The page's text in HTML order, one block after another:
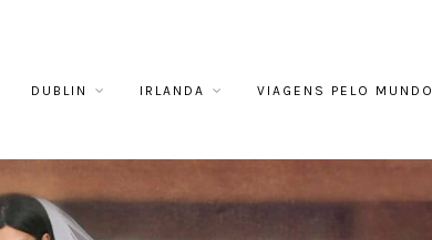
DUBLIN IRLANDA VIAGENS PELO MUNDO